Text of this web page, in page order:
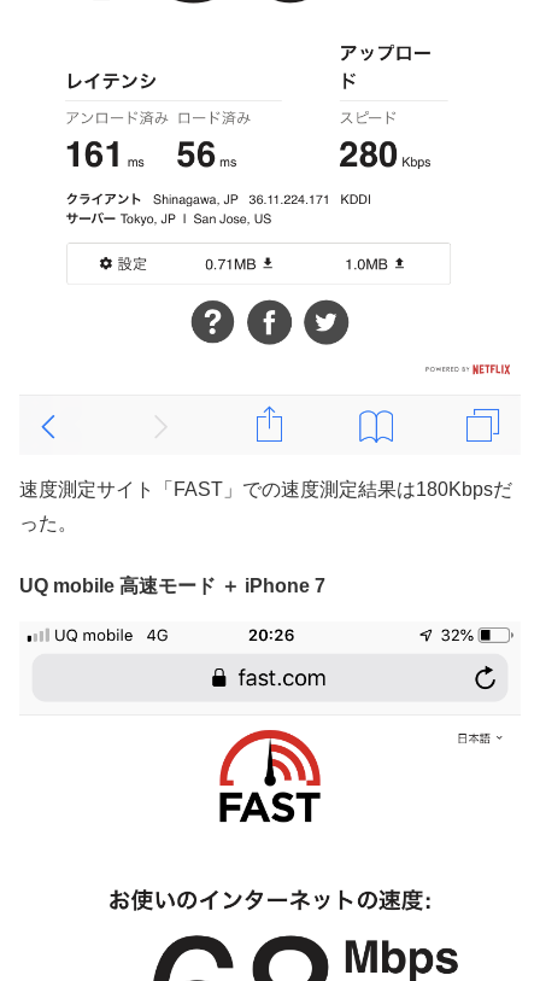
速度測定サイト「FAST」での速度測定結果は180Kbpsだ
った。
UQ mobile 高速モード ＋ iPhone 7